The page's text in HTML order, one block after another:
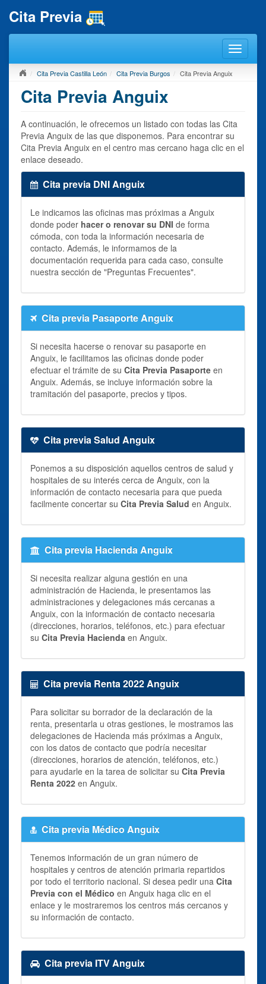
Cita Previa
Cita Previa Castilla León Cita Previa Burgos Cita Previa Anguix
Cita Previa Anguix
A continuación, le ofrecemos un listado con todas las Cita
Previa Anguix de las que disponemos. Para encontrar su
Cita Previa Anguix en el centro mas cercano haga clic en el
enlace deseado.
Cita previa DNI Anguix
Le indicamos las oficinas mas próximas a Anguix
donde poder hacer o renovar su DNI de forma
cómoda, con toda la información necesaria de
contacto. Además, le informamos de la
documentación requerida para cada caso, consulte
nuestra sección de "Preguntas Frecuentes".
Cita previa Pasaporte Anguix
Si necesita hacerse o renovar su pasaporte en
Anguix, le facilitamos las oficinas donde poder
efectuar el trámite de su Cita Previa Pasaporte en
Anguix. Además, se incluye información sobre la
tramitación del pasaporte, precios y tipos.
Cita previa Salud Anguix
Ponemos a su disposición aquellos centros de salud y
hospitales de su interés cerca de Anguix, con la
información de contacto necesaria para que pueda
facilmente concertar su Cita Previa Salud en Anguix.
Cita previa Hacienda Anguix
Si necesita realizar alguna gestión en una
administración de Hacienda, le presentamos las
administraciones y delegaciones más cercanas a
Anguix, con la información de contacto necesaria
(direcciones, horarios, teléfonos, etc.) para efectuar
su Cita Previa Hacienda en Anguix.
Cita previa Renta 2022 Anguix
Para solicitar su borrador de la declaración de la
renta, presentarla u otras gestiones, le mostramos las
delegaciones de Hacienda más próximas a Anguix,
con los datos de contacto que podría necesitar
(direcciones, horarios de atención, teléfonos, etc.)
para ayudarle en la tarea de solicitar su Cita Previa
Renta 2022 en Anguix.
Cita previa Médico Anguix
Tenemos información de un gran número de
hospitales y centros de atención primaria repartidos
por todo el territorio nacional. Si desea pedir una Cita
Previa con el Médico en Anguix haga clic en el
enlace y le mostraremos los centros más cercanos y
su información de contacto.
Cita previa ITV Anguix